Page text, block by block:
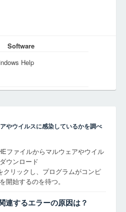
Software
Help
やウイルスに感染しているかを調べ
ファイルからマルウェアやウイル
ウンロード
クリックし、プログラムがコンピ
開始するのを待つ。
連するエラーの原因は？